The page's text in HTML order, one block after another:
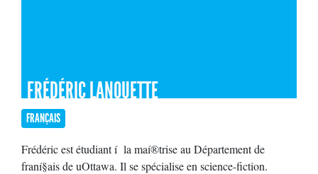
FRÉDÉRIC LANOUETTE
FRANÇAIS
Frédéric est étudiant í la maí®trise au Département de
franí§ais de uOttawa. Il se spécialise en science-fiction.